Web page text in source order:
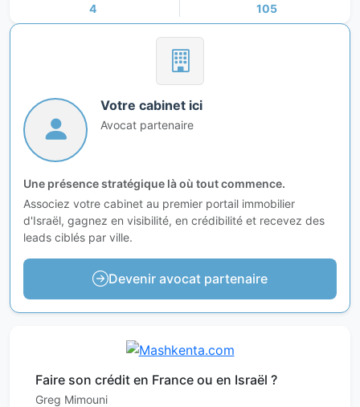
4
105
Votre cabinet ici
Avocat partenaire
Une présence stratégique là où tout commence.
Associez votre cabinet au premier portail immobilier
d'Israël, gagnez en visibilité, en crédibilité et recevez des
leads ciblés par ville.
Devenir avocat partenaire
Faire son crédit en France ou en Israël ?
Greg Mimouni